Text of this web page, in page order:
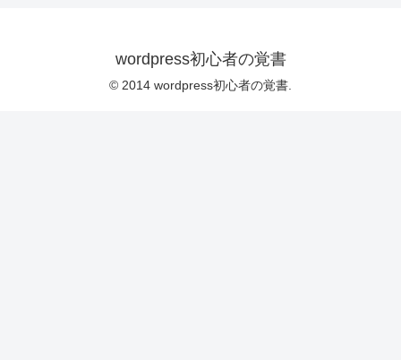
wordpress初心者の覚書
© 2014 wordpress初心者の覚書.